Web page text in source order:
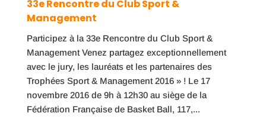
33e Rencontre du Club Sport &
Management
Participez à la 33e Rencontre du Club Sport &
Management Venez partagez exceptionnellement
avec le jury, les lauréats et les partenaires des
Trophées Sport & Management 2016 » ! Le 17
novembre 2016 de 9h à 12h30 au siège de la
Fédération Française de Basket Ball, 117,...